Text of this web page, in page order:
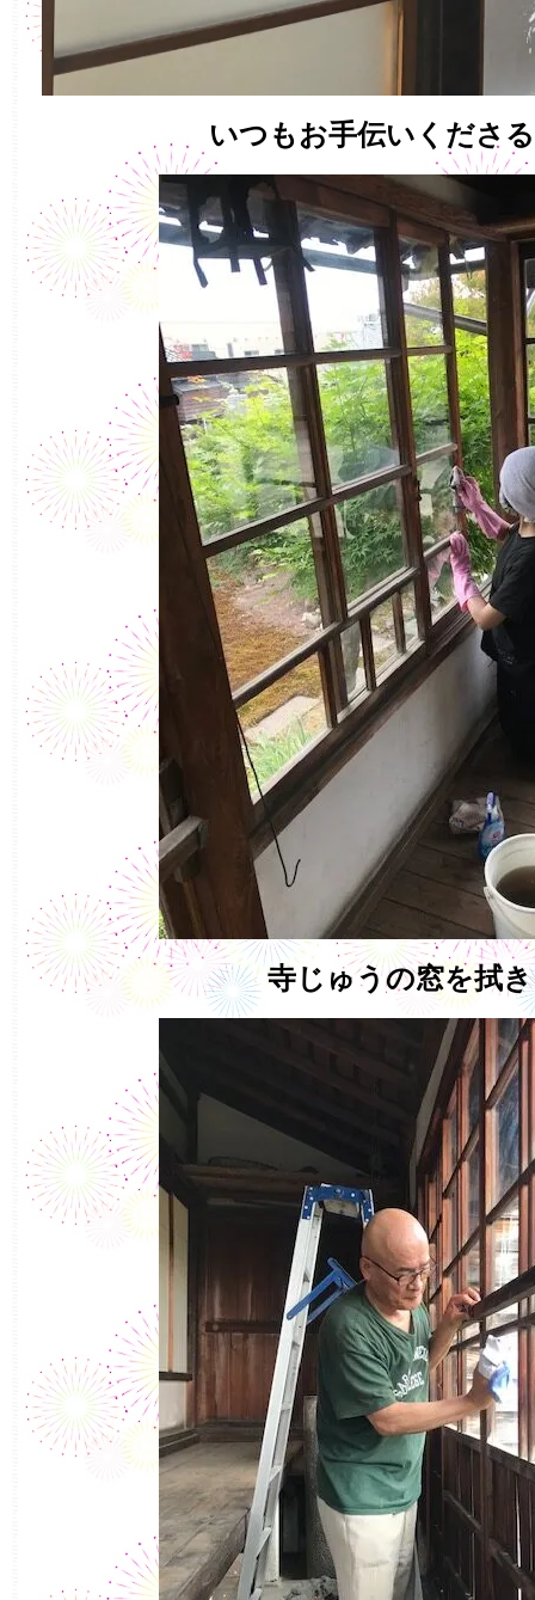
いつもお手伝いくださ
寺じゅうの窓を拭